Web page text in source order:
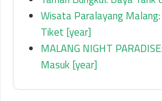
Wisata Paralayang
Tiket [year]
MALANG NIGHT
Masuk [year]